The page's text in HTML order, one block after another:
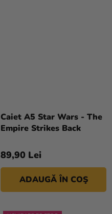
Caiet A5 Star Wars - The
Empire Strikes Back
89,90 Lei
ADAUGĂ ÎN COŞ